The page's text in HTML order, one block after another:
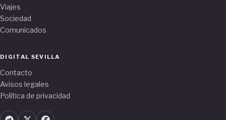
Viajes
Sociedad
Comunicados
DIGITAL SEVILLA
Contacto
Avisos legales
Política de privacidad